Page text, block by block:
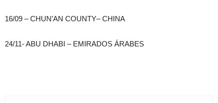
16/09 – CHUN’AN COUNTY– CHINA
24/11- ABU DHABI – EMIRADOS ÁRABES